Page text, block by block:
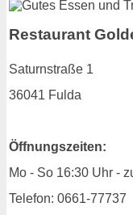
Restaurant
Saturnstraße 1
36041 Fulda
Öffnungszeiten:
Mo - So 16:30 Uhr -
Telefon: 0661-77737